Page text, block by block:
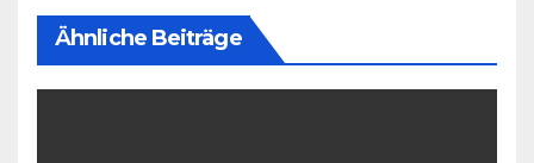
Ähnliche Beiträge